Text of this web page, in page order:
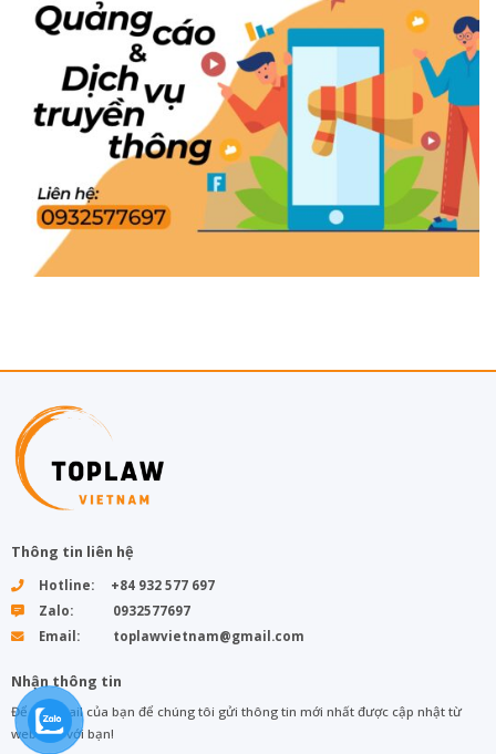
Thông tin liên hệ
Hotline: +84 932 577 697
Zalo: 0932577697
Email: toplawvietnam@gmail.com
Nhận thông tin
Để lại email của bạn để chúng tôi gửi thông tin mới nhất được cập nhật từ
web đến với bạn!